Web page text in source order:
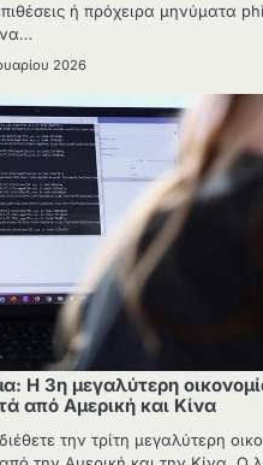
ή πρόχειρα μηνύματα
2026
Η 3η μεγαλύτερη
από Αμερική και Κίνα
την τρίτη μεγαλύτερη